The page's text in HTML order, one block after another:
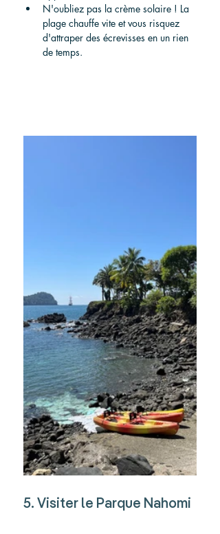
N'oubliez pas la crème solaire ! La
plage chauffe vite et vous risquez
d'attraper des écrevisses en un rien
de temps.
5. Visiter le Parque Nahomi